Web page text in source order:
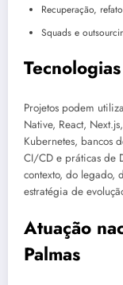
Recuperação,
Squads e
Projetos podem
Native, React,
Kubernetes, bancos
CI/CD e práticas de
contexto, do legado,
estratégia de
Atuação
Palmas